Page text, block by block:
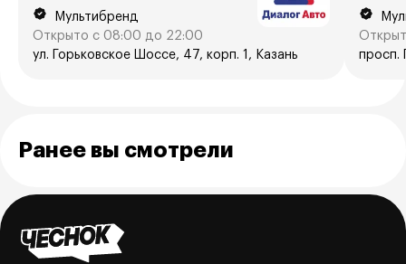
Мультибренд
Открыто с 08:00 до 22:00
ул. Горьковское Шоссе, 47, корп. 1, Казань
просп.
Ранее вы смотрели